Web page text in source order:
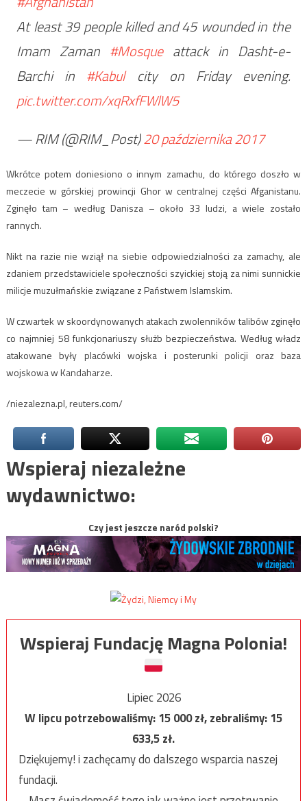
At least 39 people killed and 45 wounded in the
Imam Zaman #Mosqueattack in Dasht-e-
Barchi in #Kabulcity on Friday evening.
pic.twitter.com/xqRxfFWlW5
— RIM (@RIM_Post)20 października 2017
Wkrótce potem doniesiono o innym zamachu, do którego doszło w
meczecie w górskiej prowincji Ghor w centralnej części Afganistanu.
Zginęło tam – według Danisza – około 33 ludzi, a wiele zostało
rannych.
Nikt na razie nie wziął na siebie odpowiedzialności za zamachy, ale
zdaniem przedstawiciele społeczności szyickiej stoją za nimi sunnickie
milicje muzułmańskie związane z Państwem Islamskim.
W czwartek w skoordynowanych atakach zwolenników talibów zginęło
co najmniej 58 funkcjonariuszy służb bezpieczeństwa. Według władz
atakowane były placówki wojska i posterunki policji oraz baza
wojskowa w Kandaharze.
/niezalezna.pl, reuters.com/
Wspieraj niezależne
wydawnictwo:
Czy jest jeszcze naród polski?
Wspieraj Fundację Magna Polonia!
Lipiec 2026
W lipcu potrzebowaliśmy:15 000zł, zebraliśmy:15
633,5zł.
Dziękujemy! i zachęcamy do dalszego wsparcia naszej
fundacji.